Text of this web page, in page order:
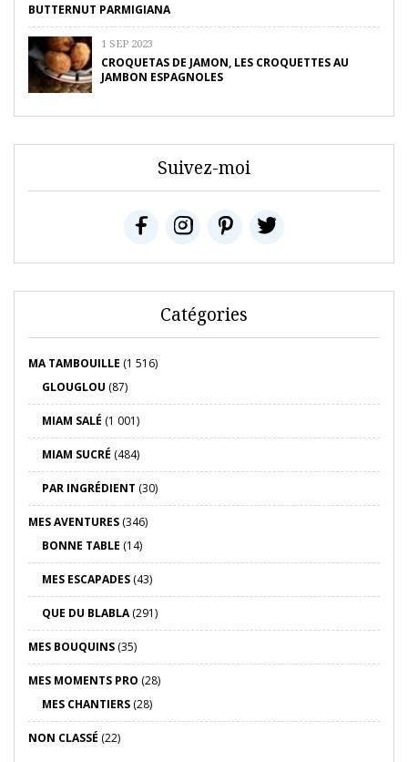
BUTTERNUT PARMIGIANA
1 SEP 2023
CROQUETAS DE JAMON, LES CROQUETTES AU
JAMBON ESPAGNOLES
Suivez-moi
Catégories
MA TAMBOUILLE (1 516)
GLOUGLOU (87)
MIAM SALÉ (1 001)
MIAM SUCRÉ (484)
PAR INGRÉDIENT (30)
MES AVENTURES (346)
BONNE TABLE (14)
MES ESCAPADES (43)
QUE DU BLABLA(291)
MES BOUQUINS (35)
MES MOMENTS PRO (28)
MES CHANTIERS (28)
NON CLASSÉ (22)